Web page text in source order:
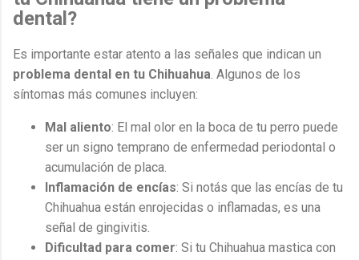
dental?
Es importante estar atento a las señales que indican un
problema dental en tu Chihuahua. Algunos de los
síntomas más comunes incluyen:
Mal aliento: El mal olor en la boca de tu perro puede
ser un signo temprano de enfermedad periodontal o
acumulación de placa.
Inflamación de encías: Si notás que las encías de tu
Chihuahua están enrojecidas o inflamadas, es una
señal de gingivitis.
Dificultad para comer: Si tu Chihuahua mastica con